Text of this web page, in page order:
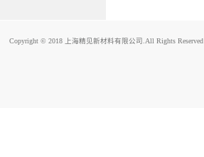
Copyright © 2018 上海精见新材料有限公司.All Rights Reserved